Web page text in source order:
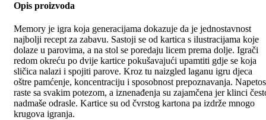
Opis proizvoda
Memory je igra koja generacijama dokazuje da je jednostavnost
najbolji recept za zabavu. Sastoji se od kartica s ilustracijama koje
dolaze u parovima, a na stol se poredaju licem prema dolje. Igrači
redom okreću po dvije kartice pokušavajući upamtiti gdje se koja
sličica nalazi i spojiti parove. Kroz tu naizgled laganu igru djeca
oštre pamćenje, koncentraciju i sposobnost prepoznavanja.
raste sa svakim potezom, a iznenađenja su zajamčena jer klinci
nadmaše odrasle. Kartice su od čvrstog kartona pa izdrže mnogo
krugova igranja.